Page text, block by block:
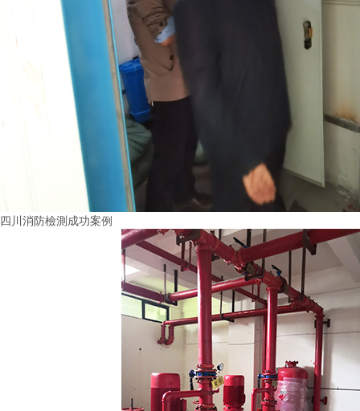
四川消防檢測成功案例